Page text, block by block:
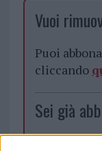
Vuoi
Puoi
cliccando
Sei già